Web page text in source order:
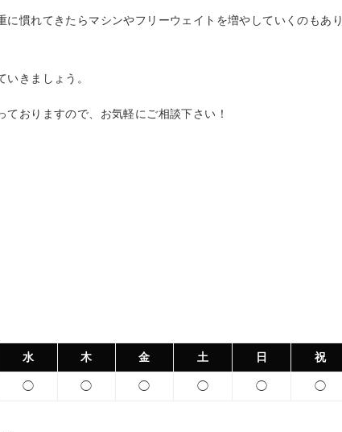
慣れてきたらマシンやフリーウェイトを増やしていくのもあり
いきましょう。
おりますので、お気軽にご相談下さい！
水 木 金 土 日 祝
◯ ◯ ◯ ◯ ◯ ◯